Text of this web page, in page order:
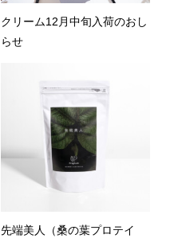
クリーム12月中旬入荷のおし
らせ
先端美人（桑の葉プロテイ